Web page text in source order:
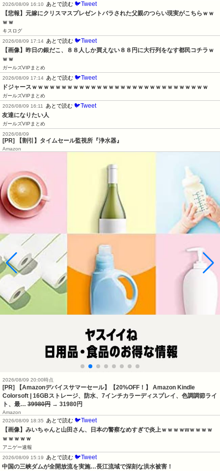
2026/08/09 16:10
あとで読む 🐦Tweet
【悲報】元嫁にクリスマスプレゼントバラされた父親のつらい現実がこちらｗｗ
ｗｗ
キスログ
2026/08/09 17:14 あとで読む 🐦Tweet
【画像】昨日の銀だこ、８８人しか買えない８８円に大行列をなす都民コチラｗ
ｗｗ
ガールズVIPまとめ
2026/08/09 17:14 あとで読む 🐦Tweet
ドジャースｗｗｗｗｗｗｗｗｗｗｗｗｗｗｗｗｗｗｗｗｗｗｗｗｗｗｗｗｗｗ
ガールズVIPまとめ
2026/08/09 16:11
あとで読む 🐦Tweet
友達になりたい人
ガールズVIPまとめ
2026/08/09
[PR] 【割引】タイムセール監視所『浄水器』
Amazon
2026/08/09 20:00時点
[PR] 【Amazonデバイスサマーセール】【20%OFF！】 Amazon Kindle
Colorsoft | 16GBストレージ、防水、7インチカラーディスプレイ、色調調節ライ
ト、最… 39980円 → 31980円
Amazon
2026/08/09 18:35
あとで読む 🐦Tweet
【画像】みいちゃんと山田さん、日本の警察なめすぎで炎上ｗｗｗｗwｗｗｗｗ
ｗｗｗｗｗ
アニゲー速報
2026/08/09 15:19
あとで読む 🐦Tweet
中国の三峡ダムが全開放流を実施…長江流域で深刻な洪水被害！